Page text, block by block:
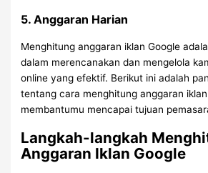
5. Anggaran Harian
Menghitung anggaran iklan Google
dalam merencanakan dan mengelola
online yang efektif. Berikut ini adalah
tentang cara menghitung anggaran
membantumu mencapai tujuan
Langkah-langkah
Anggaran Iklan Google